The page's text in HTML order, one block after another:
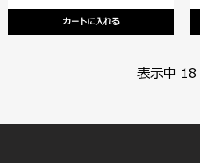
カートに入れる
表示中 18